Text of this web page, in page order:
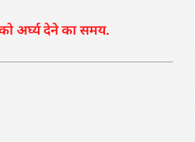
अर्घ्य देने का समय.